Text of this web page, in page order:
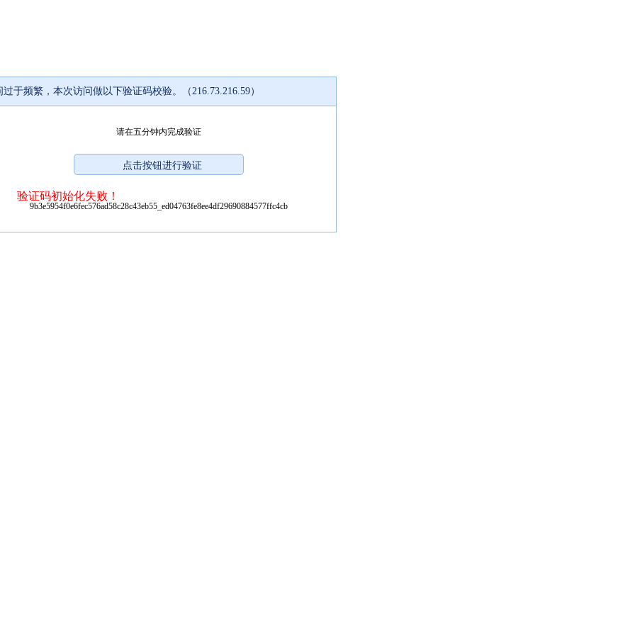
过于频繁，本次访问做以下验证码校验。（216.73.216.59）
请在五分钟内完成验证
验证码初始化失败！
9b3e5954f0e6fec576ad58c28c43eb55_ed04763fe8ee4df29690884577ffc4cb